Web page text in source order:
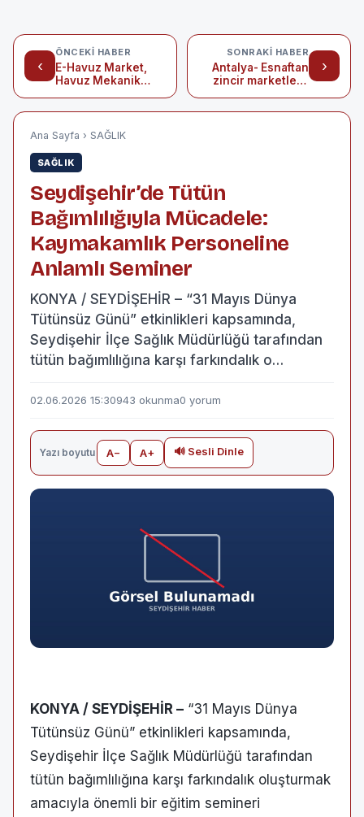
‹
ÖNCEKI HABER
E-Havuz Market,
Havuz Mekanik
Dijital Hizmetle
Buluşturuyor
›
SONRAKI HABER
Antalya- Esnaftan
zincir marketlere
Ana Sayfa › SAĞLIK
SAĞLIK
Seydişehir’de Tütün
Bağımlılığıyla Mücadele:
Kaymakamlık Personeline
Anlamlı Seminer
KONYA / SEYDİŞEHİR – “31 Mayıs Dünya
Tütünsüz Günü” etkinlikleri kapsamında,
Seydişehir İlçe Sağlık Müdürlüğü tarafından
tütün bağımlılığına karşı farkındalık o…
02.06.2026 15:30943 okunma0 yorum
Yazı boyutu A− A+ 🔊 Sesli Dinle
KONYA / SEYDİŞEHİR – “31 Mayıs Dünya
Tütünsüz Günü” etkinlikleri kapsamında,
Seydişehir İlçe Sağlık Müdürlüğü tarafından
tütün bağımlılığına karşı farkındalık oluşturmak
amacıyla önemli bir eğitim semineri